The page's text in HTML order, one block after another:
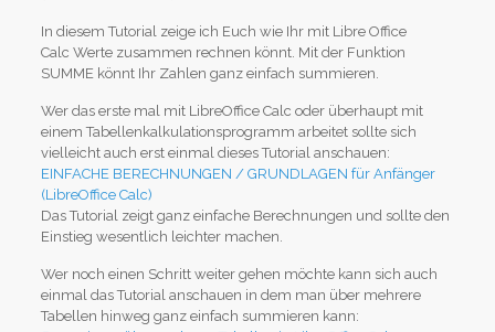
In diesem Tutorial zeige ich Euch wie Ihr mit Libre Office
Calc Werte zusammen rechnen könnt. Mit der Funktion
SUMME könnt Ihr Zahlen ganz einfach summieren.
Wer das erste mal mit LibreOffice Calc oder überhaupt mit
einem Tabellenkalkulationsprogramm arbeitet sollte sich
vielleicht auch erst einmal dieses Tutorial anschauen:
EINFACHE BERECHNUNGEN / GRUNDLAGEN für Anfänger
(LibreOffice Calc)
Das Tutorial zeigt ganz einfache Berechnungen und sollte den
Einstieg wesentlich leichter machen.
Wer noch einen Schritt weiter gehen möchte kann sich auch
einmal das Tutorial anschauen in dem man über mehrere
Tabellen hinweg ganz einfach summieren kann: